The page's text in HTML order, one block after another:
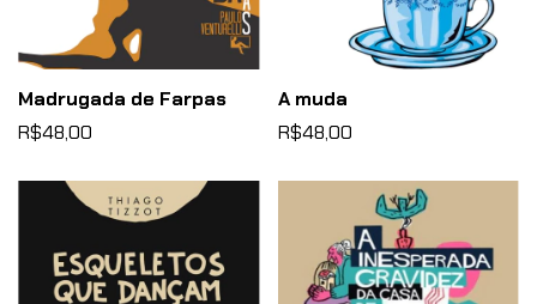
Madrugada de Farpas
R$48,00
A muda
R$48,00